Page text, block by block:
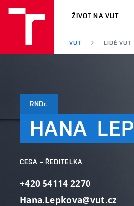
VUT
ŽIVOT NA VUT
VUT LIDÉ VUT
RNDr.
HANA
CESA – ŘEDITELKA
+420 54114 2270
Hana.Lepkova@vut.cz